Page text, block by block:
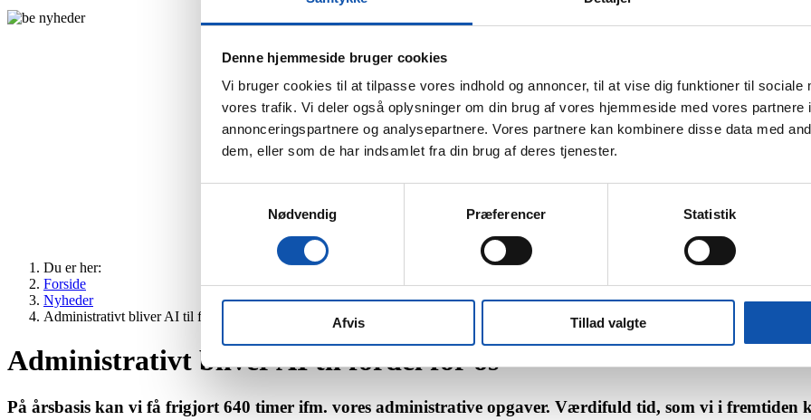
Denne hjemmeside bruger cookies
Vi bruger cookies til at tilpasse vores indhold og annoncer, til at vise dig funktioner til sociale
vores trafik. Vi deler også oplysninger om din brug af vores hjemmeside med vores partnere
annonceringspartnere og analysepartnere. Vores partnere kan kombinere disse data med
dem, eller som de har indsamlet fra din brug af deres tjenester.
Nødvendig
Præferencer Statistik
Afvis Tillad valgte
Du er her:
Forside
Nyheder
Administrativt bliver AI til fordel for os
Administrativt bliver AI til fordel for os
På årsbasis kan vi få frigjort 640 timer ifm. vores administrative opgaver. Værdifuld tid, som vi i fremtiden